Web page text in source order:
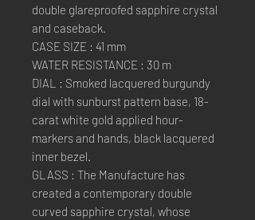
double glareproofed sapphire crystal
and caseback.
CASE SIZE : 41 mm
WATER RESISTANCE : 30 m
DIAL : Smoked lacquered burgundy
dial with sunburst pattern base, 18-
carat white gold applied hour-
markers and hands, black lacquered
inner bezel.
GLASS : The Manufacture has
created a contemporary double
curved sapphire crystal, whose